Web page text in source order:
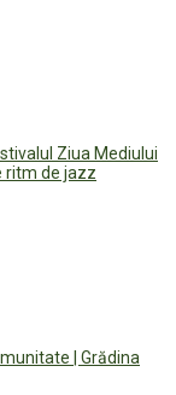
Ziua Mediului
ritm de jazz
| Grădina